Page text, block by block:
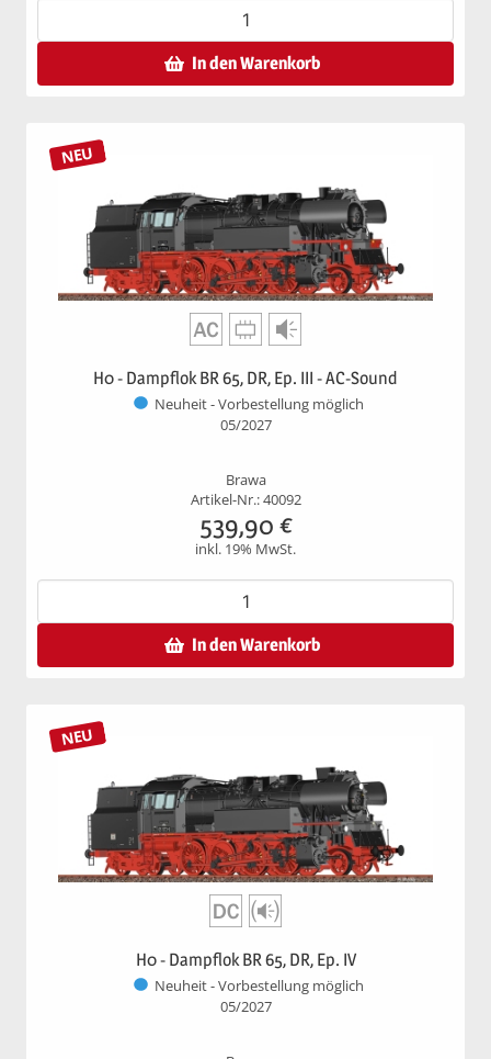
In den Warenkorb
NEU
H0 - Dampflok BR 65, DR, Ep. III - AC-Sound
Neuheit - Vorbestellung möglich
05/2027
Brawa
Artikel-Nr.: 40092
539,90 €
inkl. 19% MwSt.
In den Warenkorb
NEU
H0 - Dampflok BR 65, DR, Ep. IV
Neuheit - Vorbestellung möglich
05/2027